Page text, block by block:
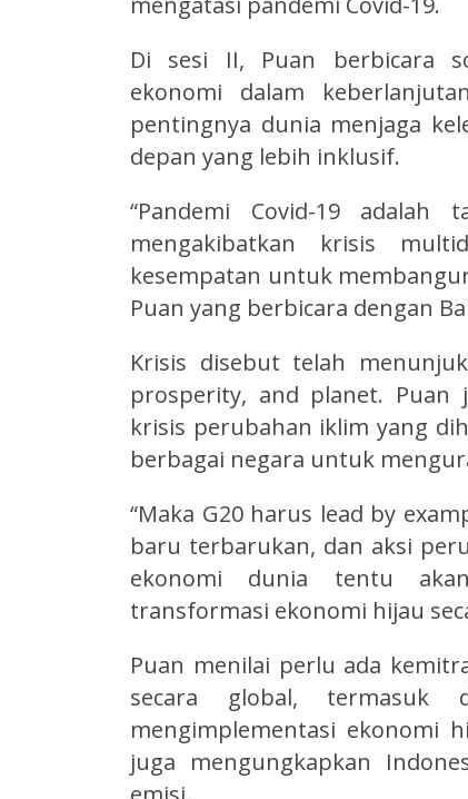
Di sesi II, Puan berbicara
ekonomi dalam
pentingnya dunia menjaga
depan yang lebih inklusif.
“Pandemi Covid-19
mengakibatkan krisis
kesempatan untuk
Puan yang berbicara dengan
Krisis disebut telah
prosperity, and planet.
krisis perubahan iklim yang
berbagai negara untuk
“Maka G20 harus lead by
baru terbarukan, dan aksi
ekonomi dunia tentu
transformasi ekonomi hijau
Puan menilai perlu ada
secara global, termasuk
mengimplementasi ekonomi
juga mengungkapkan